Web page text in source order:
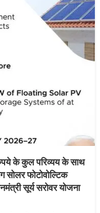
के कुल परिव्यय के साथ
सोलर फोटोवोल्टिक
सूर्य सरोवर योजना